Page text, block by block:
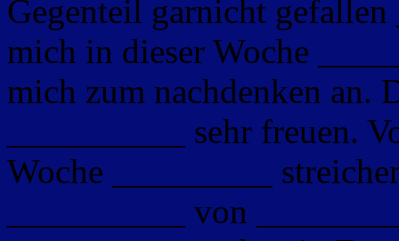
Gegenteil garnicht
mich in dieser Woche
mich zum nachdenken an.
__________ sehr freuen.
Woche _________
__________ von